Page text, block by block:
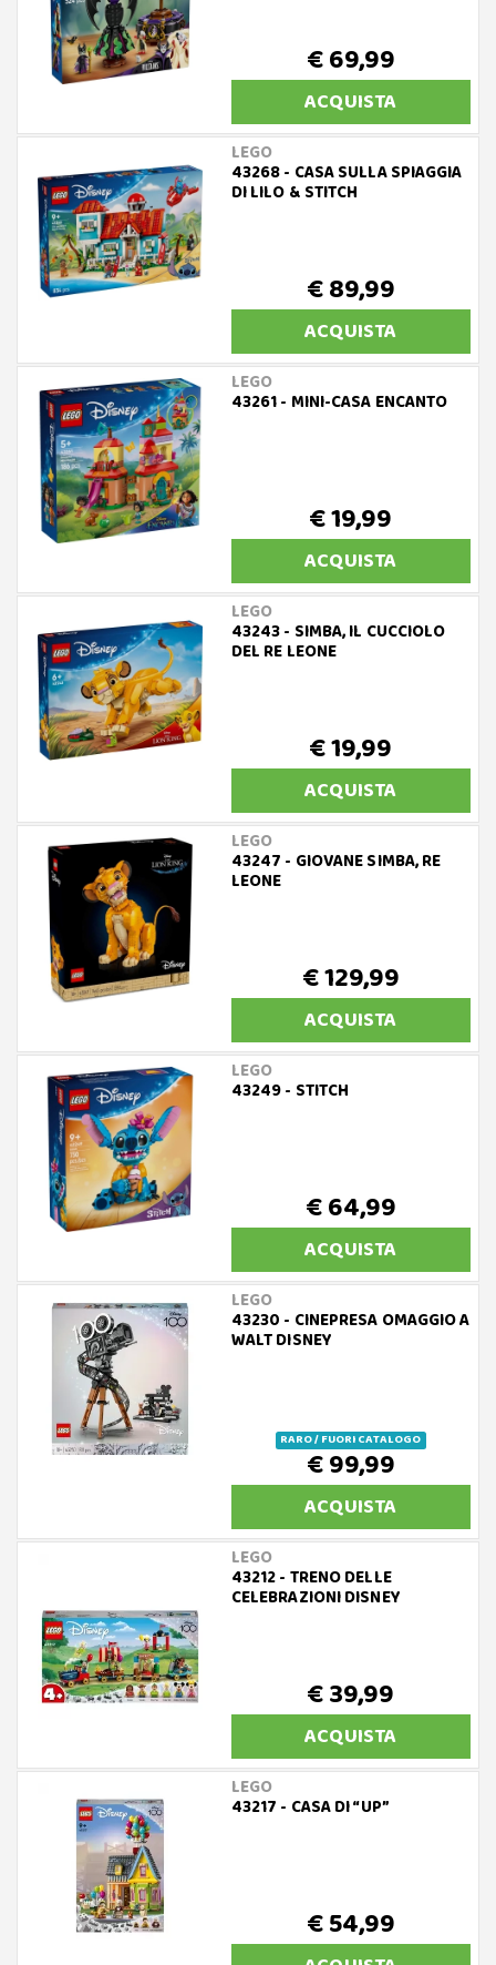
€ 69,99
ACQUISTA
LEGO
43268 - CASA SULLA SPIAGGIA
DI LILO & STITCH
€ 89,99
ACQUISTA
LEGO
43261 - MINI-CASA ENCANTO
€ 19,99
ACQUISTA
LEGO
43243 - SIMBA, IL CUCCIOLO
DEL RE LEONE
€ 19,99
ACQUISTA
LEGO
43247 - GIOVANE SIMBA, RE
LEONE
€ 129,99
ACQUISTA
LEGO
43249 - STITCH
€ 64,99
ACQUISTA
LEGO
43230 - CINEPRESA OMAGGIO A
WALT DISNEY
RARO / FUORI CATALOGO
€ 99,99
ACQUISTA
LEGO
43212 - TRENO DELLE
CELEBRAZIONI DISNEY
€ 39,99
ACQUISTA
LEGO
43217 - CASA DI “UP”
€ 54,99